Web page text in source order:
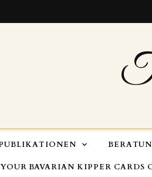
BAVARIAN KIPPER CARDS